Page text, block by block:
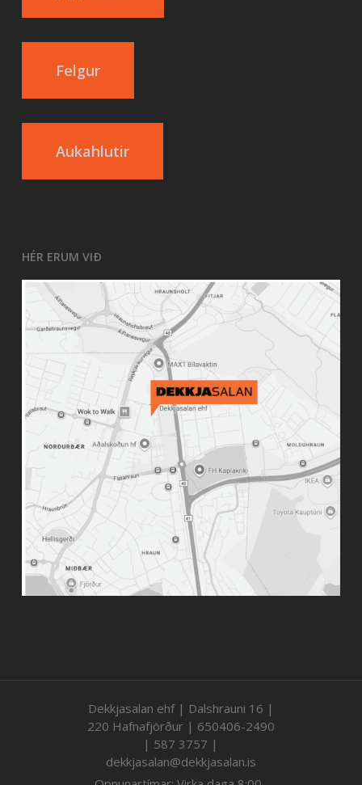
Felgur
Aukahlutir
HÉR ERUM VIÐ
Dekkjasalan ehf | Dalshrauni 16 |
220 Hafnafjörður | 650406-2490
| 587 3757 |
dekkjasalan@dekkjasalan.is